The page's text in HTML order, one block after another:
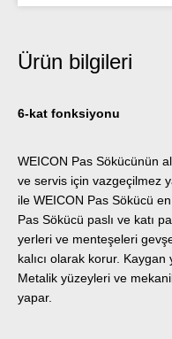
Ürün bilgileri
6-kat fonksiyonu
WEICON Pas Sökücünün
ve servis için vazgeçilmez
ile WEICON Pas Sökücü
Pas Sökücü paslı ve katı
yerleri ve menteşeleri
kalıcı olarak korur.
Metalik yüzeyleri ve
yapar.